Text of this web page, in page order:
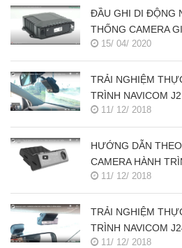
ĐẦU GHI DI ĐỘNG
THỐNG CAMERA
15/ 04/ 2020
TRẢI NGHIỆM
TRÌNH NAVICOM
11/ 12/ 2018
HƯỚNG DẪN
CAMERA HÀNH
SMART PHONE &
11/ 12/ 2018
TRẢI NGHIỆM
TRÌNH NAVICOM
11/ 12/ 2018